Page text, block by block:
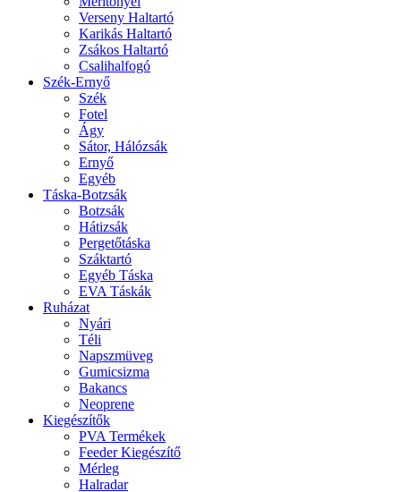
Verseny Haltartó
Karikás Haltartó
Zsákos Haltartó
Csalihalfogó
Szék-Ernyő
Szék
Fotel
Ágy
Sátor, Hálózsák
Ernyő
Egyéb
Táska-Botzsák
Botzsák
Hátizsák
Pergetőtáska
Száktartó
Egyéb Táska
EVA Táskák
Ruházat
Nyári
Téli
Napszmüveg
Gumicsizma
Bakancs
Neoprene
Kiegészítők
PVA Termékek
Feeder Kiegészítő
Mérleg
Halradar